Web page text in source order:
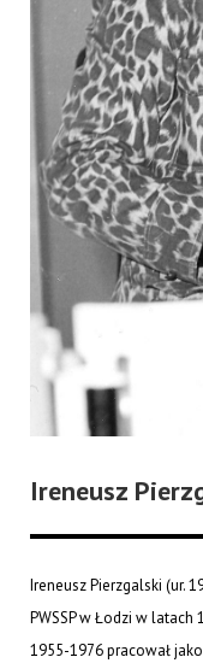
Ireneusz
Ireneusz Pierzgalski (ur.
PWSSP w Łodzi w latach
1955-1976 pracował